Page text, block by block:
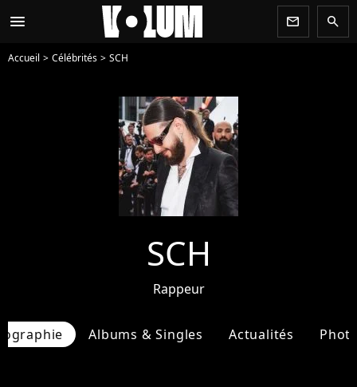
menu newsletter search
Accueil Célébrités SCH
SCH
Rappeur
Albums & Singles Actualités